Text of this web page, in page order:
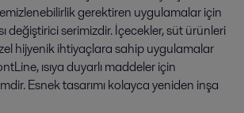
gerektiren uygulamalar için
değiştirici serimizdir. İçecekler, süt ürünleri
hijyenik ihtiyaçlara sahip uygulamalar
ısıya duyarlı maddeler için
Esnek tasarımı kolayca yeniden inşa